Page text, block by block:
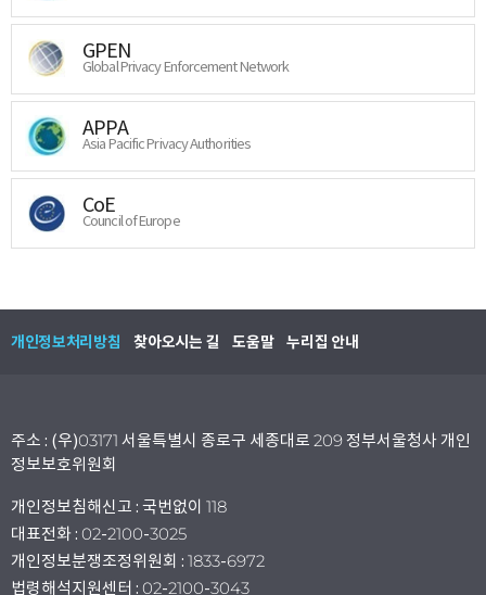
GPEN
Global Privacy Enforcement Network
APPA
Asia Pacific Privacy Authorities
CoE
Council of Europe
개인정보처리방침 찾아오시는 길 도움말 누리집 안내
주소 : (우)03171 서울특별시 종로구 세종대로 209 정부서울청사 개인
정보보호위원회
개인정보침해신고 : 국번없이 118
대표전화 : 02-2100-3025
개인정보분쟁조정위원회 : 1833-6972
법령해석지원센터 : 02-2100-3043